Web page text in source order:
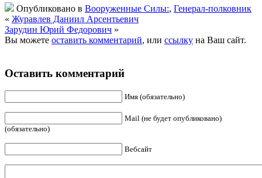
Опубликовано в Вооруженные Силы:, Генерал-полковник
« Журавлев Даниил Арсентьевич
Зарудин Юрий Федорович »
Вы можете оставить комментарий, или ссылку на Ваш сайт.
Оставить комментарий
Имя (обязательно)
Mail (не будет опубликовано)
(обязательно)
Вебсайт